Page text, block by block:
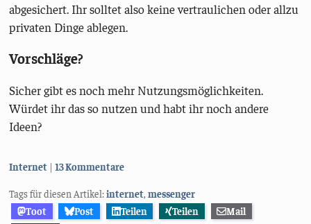
abgesichert. Ihr solltet also keine vertraulichen oder allzu
privaten Dinge ablegen.
Vorschläge?
Sicher gibt es noch mehr Nutzungsmöglichkeiten.
Würdet ihr das so nutzen und habt ihr noch andere
Ideen?
Kategorien:
Internet 13 Kommentare
Tags für diesen Artikel:internet,messenger
Toot
Post Teilen Teilen
Mail